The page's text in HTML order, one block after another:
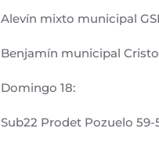
Alevín mixto municipal
Benjamín municipal Cristo
Domingo 18:
Sub22 Prodet Pozuelo 59-